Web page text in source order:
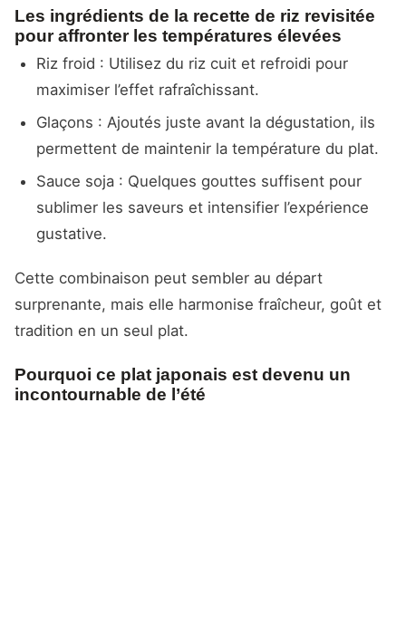
Les ingrédients de la recette de riz revisitée
pour affronter les températures élevées
Riz froid : Utilisez du riz cuit et refroidi pour
maximiser l’effet rafraîchissant.
Glaçons : Ajoutés juste avant la dégustation, ils
permettent de maintenir la température du plat.
Sauce soja : Quelques gouttes suffisent pour
sublimer les saveurs et intensifier l’expérience
gustative.
Cette combinaison peut sembler au départ
surprenante, mais elle harmonise fraîcheur, goût et
tradition en un seul plat.
Pourquoi ce plat japonais est devenu un
incontournable de l’été